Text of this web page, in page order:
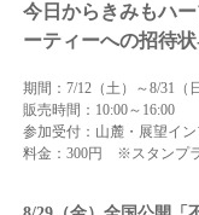
今日からきみもハ
ーティーへの招待状‐
期間：7/12（土）～8/31（
販売時間：10:00～16:00
参加受付：山麓・展望イ
料金：300円 ※スタンプ